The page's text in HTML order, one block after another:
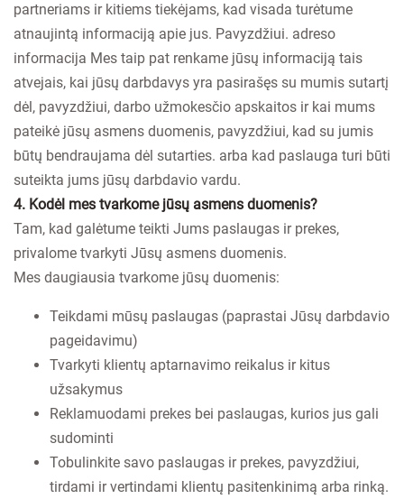
partneriams ir kitiems tiekėjams, kad visada turėtume
atnaujintą informaciją apie jus. Pavyzdžiui. adreso
informacija Mes taip pat renkame jūsų informaciją tais
atvejais, kai jūsų darbdavys yra pasirašęs su mumis sutartį
dėl, pavyzdžiui, darbo užmokesčio apskaitos ir kai mums
pateikė jūsų asmens duomenis, pavyzdžiui, kad su jumis
būtų bendraujama dėl sutarties. arba kad paslauga turi būti
suteikta jums jūsų darbdavio vardu.
4. Kodėl mes tvarkome jūsų asmens duomenis?
Tam, kad galėtume teikti Jums paslaugas ir prekes,
privalome tvarkyti Jūsų asmens duomenis.
Mes daugiausia tvarkome jūsų duomenis:
Teikdami mūsų paslaugas (paprastai Jūsų darbdavio
pageidavimu)
Tvarkyti klientų aptarnavimo reikalus ir kitus
užsakymus
Reklamuodami prekes bei paslaugas, kurios jus gali
sudominti
Tobulinkite savo paslaugas ir prekes, pavyzdžiui,
tirdami ir vertindami klientų pasitenkinimą arba rinką.